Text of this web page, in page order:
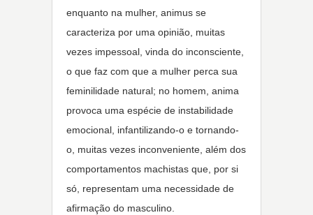
enquanto na mulher, animus se
caracteriza por uma opinião, muitas
vezes impessoal, vinda do inconsciente,
o que faz com que a mulher perca sua
feminilidade natural; no homem, anima
provoca uma espécie de instabilidade
emocional, infantilizando-o e tornando-
o, muitas vezes inconveniente, além dos
comportamentos machistas que, por si
só, representam uma necessidade de
afirmação do masculino.